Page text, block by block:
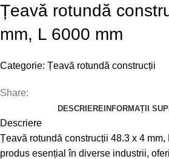
Țeavă rotundă
mm, L 6000 mm
Categorie: Țeavă rotundă construcții
Share:
DESCRIEREINFORMAȚII
Descriere
Țeavă rotundă construcții 48.3 x 4 mm,
produs esențial în diverse industrii,